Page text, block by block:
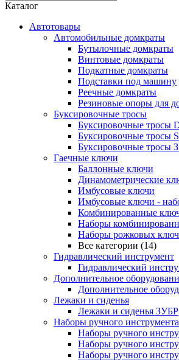
Каталог
Автотовары
Автомобильные домкраты
Бутылочные домкраты
Винтовые домкраты
Подкатные домкраты
Подставки под машину
Реечные домкраты
Резиновые опоры для
Буксировочные тросы
Буксировочные тросы
Буксировочные тросы
Буксировочные тросы
Гаечные ключи
Баллонные ключи
Динамометрические
Имбусовые ключи
Имбусовые ключи -
Комбинированные
Наборы
Наборы рожковых
Все категории (14)
Гидравлический инструмент
Гидравлический
Дополнительное
Дополнительное
Лежаки и сиденья
Лежаки и сиденья ЗУБР
Наборы ручного инструмента
Наборы ручного
Наборы ручного
Наборы ручного